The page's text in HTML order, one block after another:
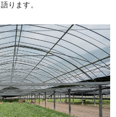
ります。